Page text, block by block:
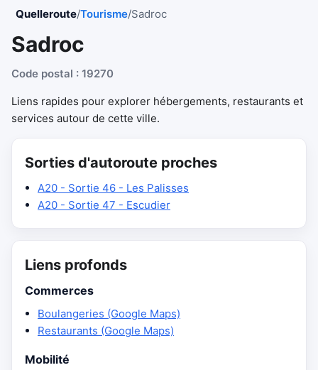
Quelleroute/Tourisme/Sadroc
Sadroc
Code postal : 19270
Liens rapides pour explorer hébergements, restaurants et
services autour de cette ville.
Sorties d'autoroute proches
A20 - Sortie 46 - Les Palisses
A20 - Sortie 47 - Escudier
Liens profonds
Commerces
Boulangeries (Google Maps)
Restaurants (Google Maps)
Mobilité